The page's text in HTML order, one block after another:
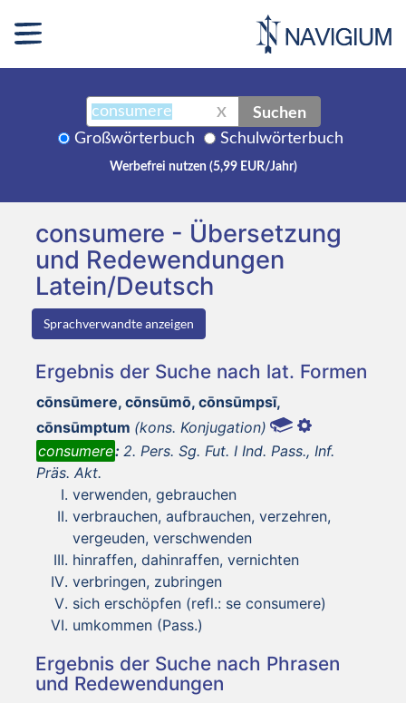
X Suchen
Großwörterbuch Schulwörterbuch
Werbefrei nutzen (5,99 EUR/Jahr)
consumere - Übersetzung
und Redewendungen
Latein/Deutsch
Sprachverwandte anzeigen
Ergebnis der Suche nach lat. Formen
cōnsūmere, cōnsūmō, cōnsūmpsī,
cōnsūmptum (kons. Konjugation)
consumere: 2. Pers. Sg. Fut. I Ind. Pass., Inf.
Präs. Akt.
verwenden, gebrauchen
verbrauchen, aufbrauchen, verzehren,
vergeuden, verschwenden
hinraffen, dahinraffen, vernichten
verbringen, zubringen
sich erschöpfen (refl.: se consumere)
umkommen (Pass.)
Ergebnis der Suche nach Phrasen
und Redewendungen